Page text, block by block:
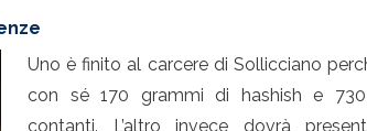
Uno è finito al carcere di Sollicciano
con sé 170 grammi di hashish e
contanti. L’altro invece dovrà